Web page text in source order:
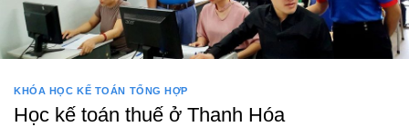
KHÓA HỌC KẾ TOÁN TỔNG HỢP
Học kế toán thuế ở Thanh Hóa